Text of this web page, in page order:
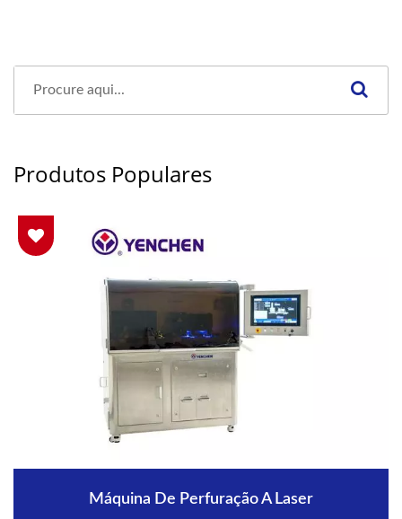
Produtos Populares
Máquina De Perfuração A Laser